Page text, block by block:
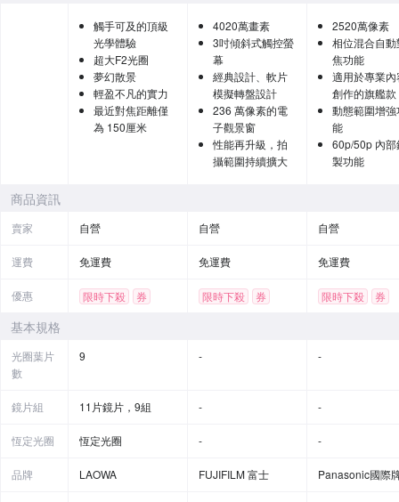
觸手可及的頂級
光學體驗
超大F2光圈
夢幻散景
輕盈不凡的實力
最近對焦距離僅
為 150厘米
4020萬畫素
3吋傾斜式觸控螢
幕
經典設計、軟片
模擬轉盤設計
236 萬像素的電
子觀景窗
性能再升級，拍
攝範圍持續擴大
2520萬像素
相位混合自動
焦功能
適用於專業內
創作的旗艦款
動態範圍增強
能
60p/50p 內部
製功能
商品資訊
賣家 自營 自營 自營
運費 免運費 免運費 免運費
優惠 限時下殺 券 限時下殺
券
限時下殺 券
基本規格
光圈葉片
數
9 - -
鏡片組 11片鏡片，9組 - -
恆定光圈 恆定光圈 - -
品牌 LAOWA FUJIFILM 富士 Panasonic國際